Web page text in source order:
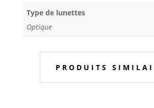
Type de lunettes
Optique
PRODUITS